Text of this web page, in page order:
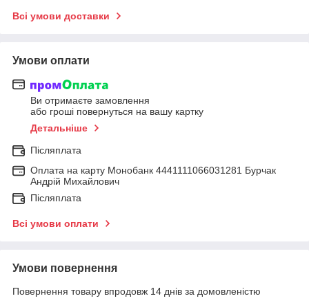
Всі умови доставки
Умови оплати
Ви отримаєте замовлення
або гроші повернуться на вашу картку
Детальніше
Післяплата
Оплата на карту Монобанк 4441111066031281 Бурчак
Андрій Михайлович
Післяплата
Всі умови оплати
Умови повернення
Повернення товару впродовж 14 днів за домовленістю